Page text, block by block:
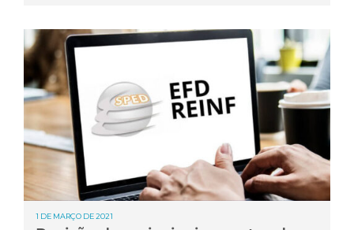
1 DE MARÇO DE 2021